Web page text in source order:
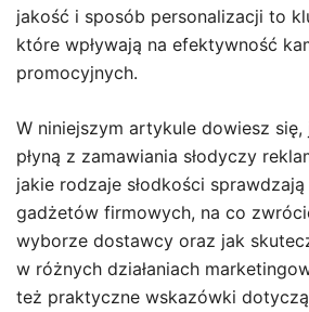
jakość i sposób personalizacji to
które wpływają na efektywność
promocyjnych.
W niniejszym artykule dowiesz
płyną z zamawiania słodyczy
jakie rodzaje słodkości
gadżetów firmowych, na co
wyborze dostawcy oraz jak
w różnych działaniach
też praktyczne wskazówki